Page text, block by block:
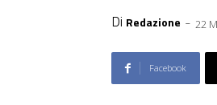
Di Redazione - 22
Facebook